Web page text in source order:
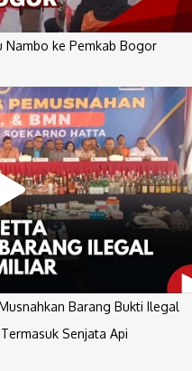
Nambo ke Pemkab Bogor
Barang Bukti Ilegal
Senjata Api